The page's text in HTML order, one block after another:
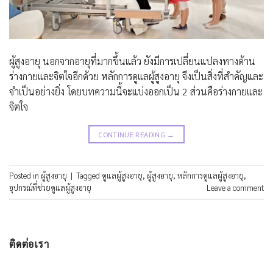
ผู้สูงอายุ นอกจากอายุที่มากขึ้นแล้ว ยังมีการเปลี่ยนแปลงทางด้าน
ร่างกายและจิตใจอีกด้วย หลักการดูแลผู้สูงอายุ จึงเป็นสิ่งที่สำคัญและ
จำเป็นอย่างยิ่ง โดยบทความนี้จะแบ่งออกเป็น 2 ส่วนคือร่างกายและ
จิตใจ
CONTINUE READING →
Posted in ผู้สูงอายุ | Tagged ดูแลผู้สูงอายุ, ผู้สูงอายุ, หลักการดูแลผู้สูงอายุ,
อุปกรณ์ที่ช่วยดูแลผู้สูงอายุ
Leave a comment
ติดต่อเรา